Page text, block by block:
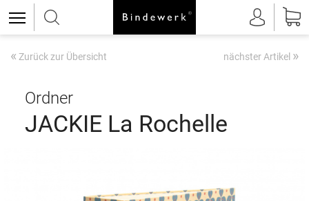
« Zurück zur Übersicht nächster Artikel »
Ordner
JACKIE La Rochelle